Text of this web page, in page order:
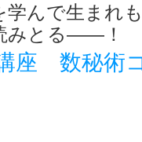
学んで生まれ
みとる――！
座 数秘術